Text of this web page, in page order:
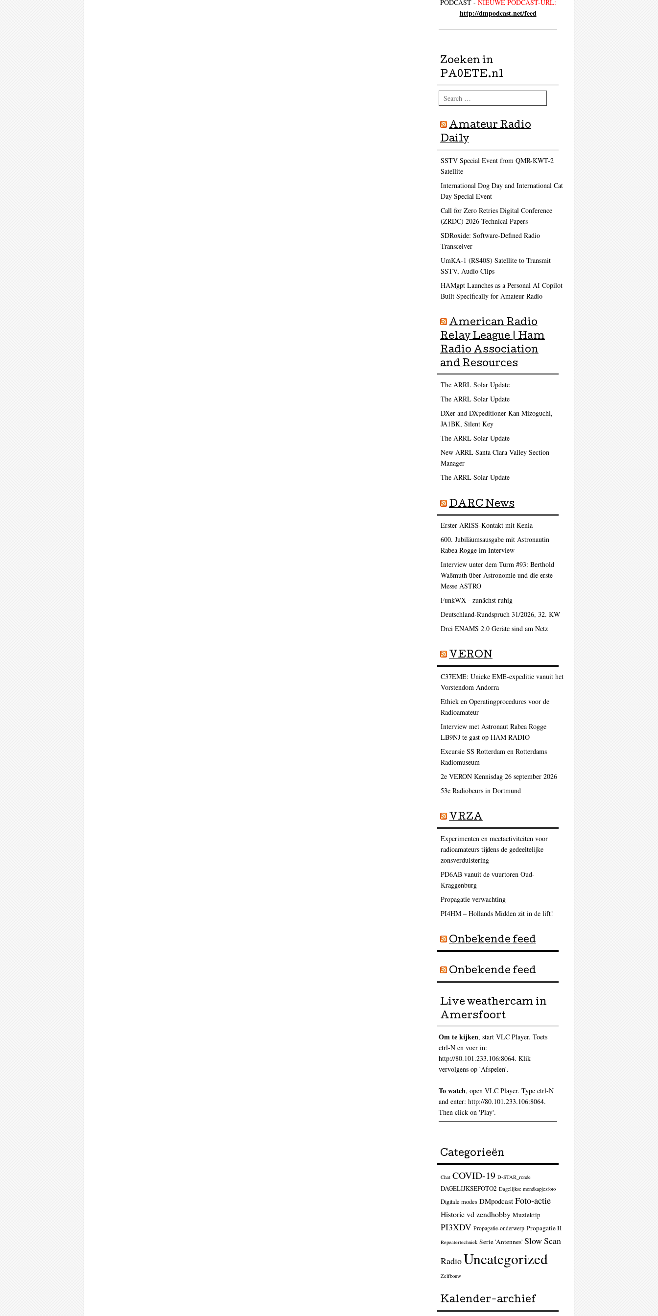
PODCAST - NIEUWE PODCAST-URL:
http://dmpodcast.net/feed
Zoeken in
PA0ETE.nl
Search
Amateur Radio
Daily
SSTV Special Event from QMR-KWT-2
Satellite
International Dog Day and International Cat
Day Special Event
Call for Zero Retries Digital Conference
(ZRDC) 2026 Technical Papers
SDRoxide: Software-Defined Radio
Transceiver
UmKA-1 (RS40S) Satellite to Transmit
SSTV, Audio Clips
HAMgpt Launches as a Personal AI Copilot
Built Specifically for Amateur Radio
American Radio
Relay League | Ham
Radio Association
and Resources
The ARRL Solar Update
The ARRL Solar Update
DXer and DXpeditioner Kan Mizoguchi,
JA1BK, Silent Key
The ARRL Solar Update
New ARRL Santa Clara Valley Section
Manager
The ARRL Solar Update
DARC News
Erster ARISS-Kontakt mit Kenia
600. Jubiläumsausgabe mit Astronautin
Rabea Rogge im Interview
Interview unter dem Turm #93: Berthold
Waßmuth über Astronomie und die erste
Messe ASTRO
FunkWX - zunächst ruhig
Deutschland-Rundspruch 31/2026, 32. KW
Drei ENAMS 2.0 Geräte sind am Netz
VERON
C37EME: Unieke EME-expeditie vanuit het
Vorstendom Andorra
Ethiek en Operatingprocedures voor de
Radioamateur
Interview met Astronaut Rabea Rogge
LB9NJ te gast op HAM RADIO
Excursie SS Rotterdam en Rotterdams
Radiomuseum
2e VERON Kennisdag 26 september 2026
53e Radiobeurs in Dortmund
VRZA
Experimenten en meetactiviteiten voor
radioamateurs tijdens de gedeeltelijke
zonsverduistering
PD6AB vanuit de vuurtoren Oud-
Kraggenburg
Propagatie verwachting
PI4HM – Hollands Midden zit in de lift!
Onbekende feed
Onbekende feed
Live weathercam in
Amersfoort
Om te kijken, start VLC Player. Toets
ctrl-N en voer in:
http://80.101.233.106:8064. Klik
vervolgens op 'Afspelen'.
To watch, open VLC Player. Type ctrl-N
and enter: http://80.101.233.106:8064.
Then click on 'Play'.
Categorieën
Chat COVID-19 D-STAR_ronde
DAGELIJKSEFOTO2 Dagelijkse mondkapjesfoto
Digitale modes DMpodcast Foto-actie
Historie vd zendhobby Muziektip
PI3XDV Propagatie-onderwerp Propagatie II
Repeatertechniek Serie 'Antennes' Slow Scan
RadioUncategorized
Zelfbouw
Kalender-archief